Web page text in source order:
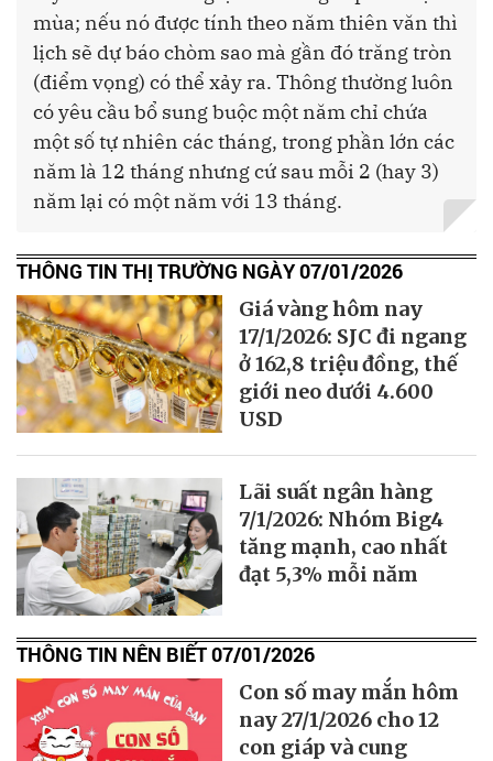
mùa; nếu nó được tính theo năm thiên văn thì
lịch sẽ dự báo chòm sao mà gần đó trăng tròn
(điểm vọng) có thể xảy ra. Thông thường luôn
có yêu cầu bổ sung buộc một năm chỉ chứa
một số tự nhiên các tháng, trong phần lớn các
năm là 12 tháng nhưng cứ sau mỗi 2 (hay 3)
năm lại có một năm với 13 tháng.
THÔNG TIN THỊ TRƯỜNG NGÀY 07/01/2026
Giá vàng hôm nay
17/1/2026: SJC đi ngang
ở 162,8 triệu đồng, thế
giới neo dưới 4.600
USD
Lãi suất ngân hàng
7/1/2026: Nhóm Big4
tăng mạnh, cao nhất
đạt 5,3% mỗi năm
THÔNG TIN NÊN BIẾT 07/01/2026
Con số may mắn hôm
nay 27/1/2026 cho 12
con giáp và cung